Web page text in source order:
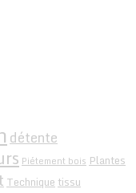
détente
Piétement bois Plantes
Technique tissu